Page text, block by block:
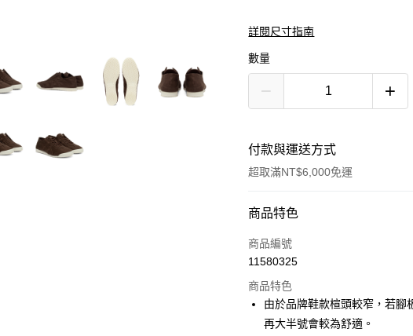
詳閱尺寸指南
數量
付款與運送方式
超取滿NT$6,000免運
付款方式
信用卡一次付款
LINE Pay
Apple Pay
商品特色
商品編號
11580325
商品特色
由於品牌鞋款楦頭較窄，若腳
再大半號會較為舒適。